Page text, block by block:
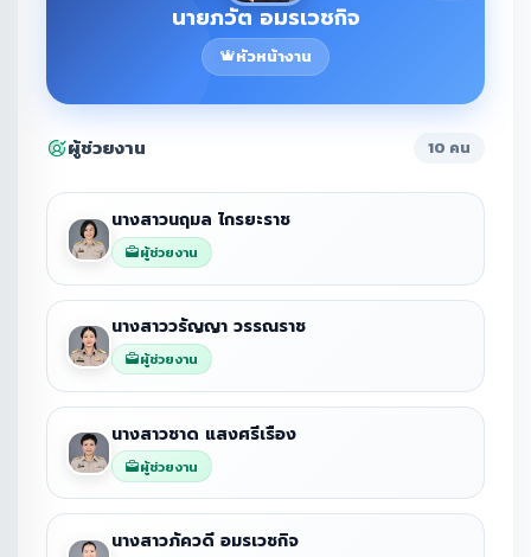
นายภวัต อมรเวชกิจ
หัวหน้างาน
ผู้ช่วยงาน 10 คน
นางสาวนฤมล ไกรยะราช
ผู้ช่วยงาน
นางสาววรัญญา วรรณราช
ผู้ช่วยงาน
นางสาวชาด แสงศรีเรือง
ผู้ช่วยงาน
นางสาวภัควดี อมรเวชกิจ